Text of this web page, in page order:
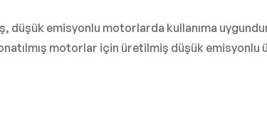
düşük emisyonlu motorlarda kullanıma
motorlar için üretilmiş düşük emisyonlu